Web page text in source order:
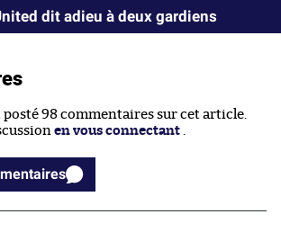
dit adieu à deux gardiens
posté 98 commentaires sur cet article.
en vous connectant .
commentaires